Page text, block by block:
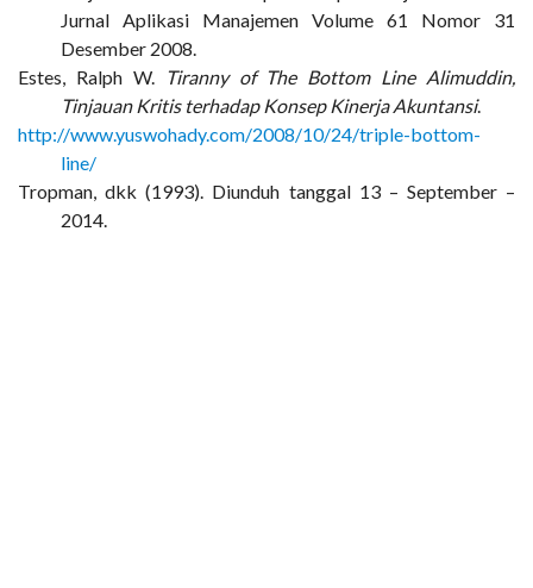
Jurnal Aplikasi Manajemen Volume 61 Nomor 31
Desember 2008.
Estes, Ralph W. Tiranny of The Bottom Line Alimuddin,
Tinjauan Kritis terhadap Konsep Kinerja Akuntansi.
http://www.yuswohady.com/2008/10/24/triple-bottom-
line/
Tropman, dkk (1993). Diunduh tanggal 13 – September –
2014.